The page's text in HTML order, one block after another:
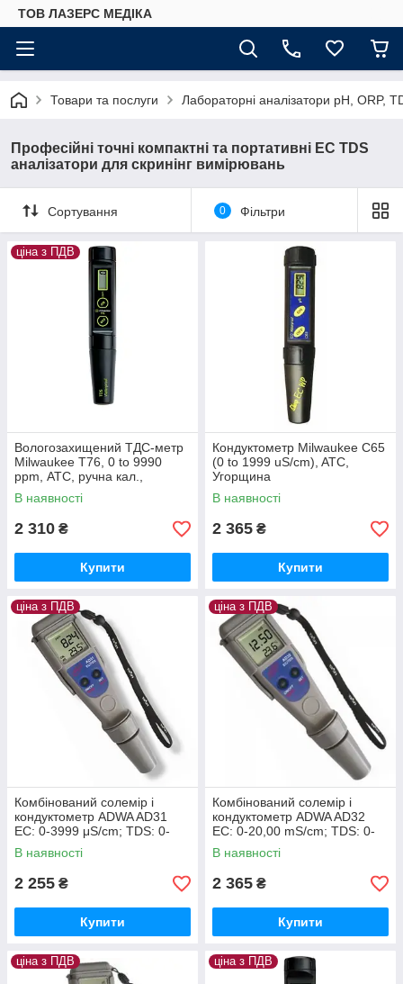
ТОВ ЛАЗЕРС МЕДІКА
Товари та послуги Лабораторні аналізатори pH, ORP,
Професійні точні компактні та портативні EC TDS
аналізатори для скринінг вимірювань
Сортування 0 Фільтри
ціна з ПДВ
Вологозахищений ТДС-метр
Milwaukee Т76, 0 to 9990
ppm, АТС, ручна кал.,
Угорщина
В наявності
2 310 ₴
Купити
Кондуктометр Milwaukee C65
(0 to 1999 uS/cm), ATC,
Угорщина
В наявності
2 365 ₴
Купити
ціна з ПДВ
Комбінований солемір і
кондуктометр ADWA AD31
EC: 0-3999 μS/cm; TDS: 0-
2000 ppm; T: 0.0-60.0 °C, АТС
В наявності
2 255 ₴
Купити
ціна з ПДВ
Комбінований солемір і
кондуктометр ADWA AD32
EC: 0-20,00 mS/cm; TDS: 0-
10,00 ppt; T: 0.0-60.0 °C, ATC,
Угорщина
В наявності
2 365 ₴
Купити
ціна з ПДВ ціна з ПДВ